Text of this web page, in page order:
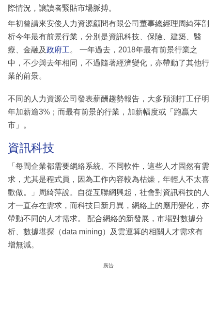
際情況，讓讀者緊貼市場脈搏。
年初曾請來安俊人力資源顧問有限公司董事總經理周綺萍剖
析今年最有前景行業，分別是資訊科技、保險、建築、醫
療、金融及政府工 。 一年過去，2018年最有前景行業之
中，不少與去年相同，不過隨著經濟變化，亦帶動了其他行
業的前景。
不同的人力資源公司發表薪酬趨勢報告，大多預測打工仔明
年加薪逾3%；而最有前景的行業，加薪幅度或「跑贏大
市」。
資訊科技
「每間企業都需要網絡系統、不同軟件，這些人才固然有需
求，尤其是程式員，因為工作內容較為枯燥，年輕人不太喜
歡做。」周綺萍說。自從互聯網興起，社會對資訊科技的人
才一直存在需求，而科技日新月異，網絡上的應用變化，亦
帶動不同的人才需求。 配合網絡的新發展，市場對數據分
析、數據堪探（data mining）及雲運算的相關人才需求有
增無減。
廣告